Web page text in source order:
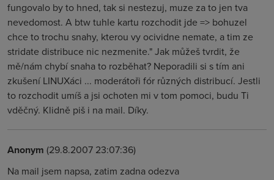
fungovalo by to hned, tak si nestezuj, muze za to jen tva
nevedomost. A btw tuhle kartu rozchodit jde => bohuzel
chce to trochu snahy, kterou vy ocividne nemate, a tim ze
stridate distribuce nic nezmenite." Jak můžeš tvrdit, že
mě/nám chybí snaha to rozběhat? Neporadili si s tím ani
zkušení LINUXáci ... moderátoři fór různých distribucí. Jestli
to rozchodit umíš a jsi ochoten mi v tom pomoci, budu Ti
vděčný. Klidně piš i na mail. Díky.
Anonym (29.8.2007 23:07:36)
Na mail jsem napsa, zatim zadna odezva